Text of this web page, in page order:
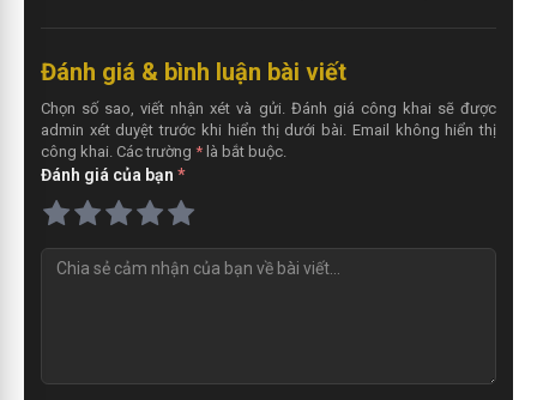
Đánh giá & bình luận bài viết
Chọn số sao, viết nhận xét và gửi. Đánh giá công khai sẽ được
admin xét duyệt trước khi hiển thị dưới bài. Email không hiển thị
công khai. Các trường *là bắt buộc.
Đánh giá của bạn *
N
é